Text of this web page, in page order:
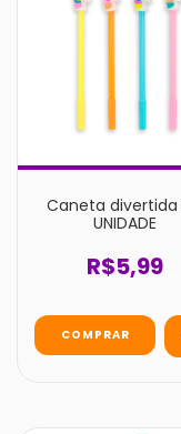
Caneta divertida
UNIDADE
R$5,99